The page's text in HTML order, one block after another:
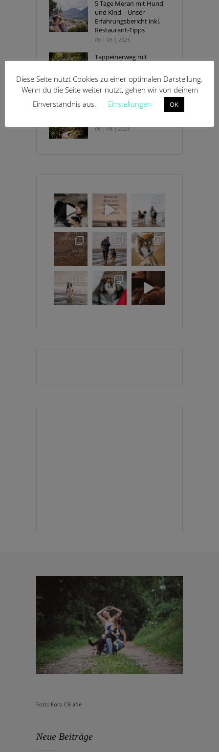
5 Tage Meran mit Hund
und Kind – Unser
Erfahrungsbericht inkl.
Restaurant-Tipps
08 | 06 | 2025
Tappeinerweg mit
Spaziergang mit Ausblick
in Meran
08 | 06 | 2025
Algunder Waalweg mit
06 | 06 | 2025
Foto: Foto CR afie
Neue Beiträge
Diese Seite nutzt Cookies zu einer optimalen Darstellung.
Wenn du die Seite weiter nutzt, gehen wir von deinem
Einverständnis aus.
Einstellungen OK